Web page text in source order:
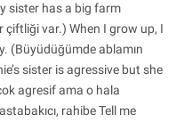
sister has a big farm
var.) When I grow up, I
(Büyüdüğümde ablamın
sister is agressive but she
agresif ama o hala
rahibe Tell me